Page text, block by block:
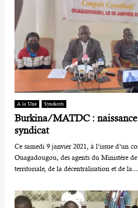
A la Une Syndicats
Burkina/MATDC : naissance
syndicat
Ce samedi 9 janvier 2021, à l’issue d’un
Ouagadougou, des agents du Ministère
territoriale, de la décentralisation et de la...